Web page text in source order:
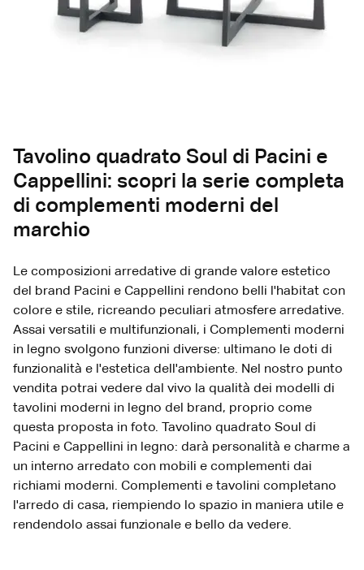
Tavolino quadrato Soul di Pacini e
Cappellini: scopri la serie completa
di complementi moderni del
marchio
Le composizioni arredative di grande valore estetico
del brand Pacini e Cappellini rendono belli l'habitat con
colore e stile, ricreando peculiari atmosfere arredative.
Assai versatili e multifunzionali, i Complementi moderni
in legno svolgono funzioni diverse: ultimano le doti di
funzionalità e l'estetica dell'ambiente. Nel nostro punto
vendita potrai vedere dal vivo la qualità dei modelli di
tavolini moderni in legno del brand, proprio come
questa proposta in foto. Tavolino quadrato Soul di
Pacini e Cappellini in legno: darà personalità e charme a
un interno arredato con mobili e complementi dai
richiami moderni. Complementi e tavolini completano
l'arredo di casa, riempiendo lo spazio in maniera utile e
rendendolo assai funzionale e bello da vedere.